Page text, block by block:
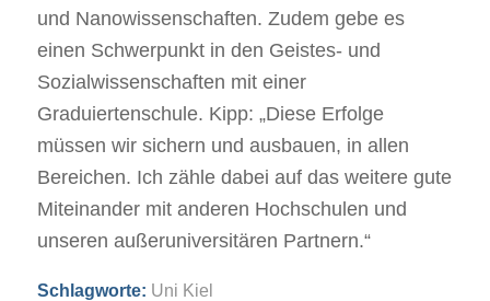
und Nanowissenschaften. Zudem gebe es
einen Schwerpunkt in den Geistes- und
Sozialwissenschaften mit einer
Graduiertenschule. Kipp: „Diese Erfolge
müssen wir sichern und ausbauen, in allen
Bereichen. Ich zähle dabei auf das weitere gute
Miteinander mit anderen Hochschulen und
unseren außeruniversitären Partnern.“
Schlagworte: Uni Kiel